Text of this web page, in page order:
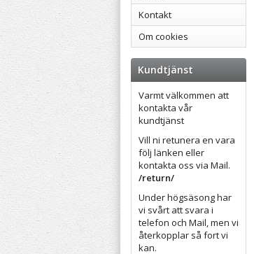
Kontakt
Om cookies
Kundtjänst
Varmt välkommen att
kontakta vår
kundtjänst
Vill ni retunera en vara
följ länken eller
kontakta oss via Mail.
/return/
Under högsäsong har
vi svårt att svara i
telefon och Mail, men vi
återkopplar så fort vi
kan.